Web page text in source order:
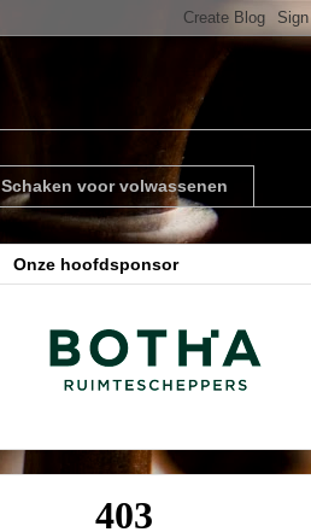
Schaken voor volwassenen
Onze hoofdsponsor